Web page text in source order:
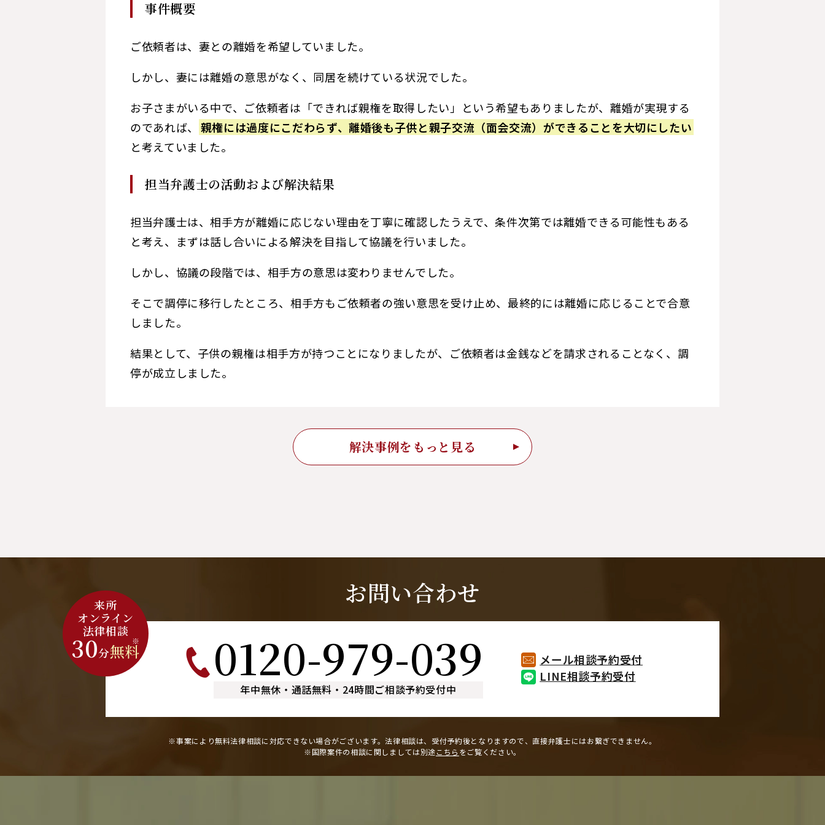
事件概要
ご依頼者は、妻との離婚を希望していました。
しかし、妻には離婚の意思がなく、同居を続けている状況でした。
お子さまがいる中で、ご依頼者は「できれば親権を取得したい」という希望もありましたが、離婚が実現する
のであれば、
親権には過度にこだわらず、離婚後も子供と親子交流（面会交流）ができることを大切にしたい
と考えていました。
担当弁護士の活動および解決結果
担当弁護士は、相手方が離婚に応じない理由を丁寧に確認したうえで、条件次第では離婚できる可能性もある
と考え、まずは話し合いによる解決を目指して協議を行いました。
しかし、協議の段階では、相手方の意思は変わりませんでした。
そこで調停に移行したところ、相手方もご依頼者の強い意思を受け止め、最終的には離婚に応じることで合意
しました。
結果として、子供の親権は相手方が持つことになりましたが、ご依頼者は金銭などを請求されることなく、調
停が成立しました。
解決事例をもっと見る
お問い合わせ
来所
オンライン
法律相談
30分無料
※ 0120-979-039
年中無休 ・ 通話無料 ・ 24時間ご相談予約受付中
メール相談予約受付
LINE相談予約受付
※事案により無料法律相談に対応できない場合がございます。法律相談は、受付予約後となりますので、 直接弁護士にはお繋ぎできません。
※国際案件の相談に関しましては別途こちら をご覧ください。